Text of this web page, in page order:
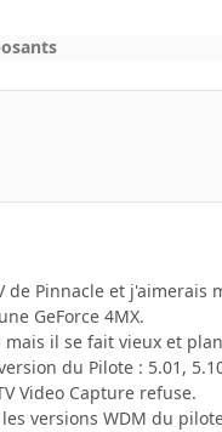
de Pinnacle et j'aimerais
GeForce 4MX.
il se fait vieux et
du Pilote : 5.01,
Video Capture refuse.
versions WDM du